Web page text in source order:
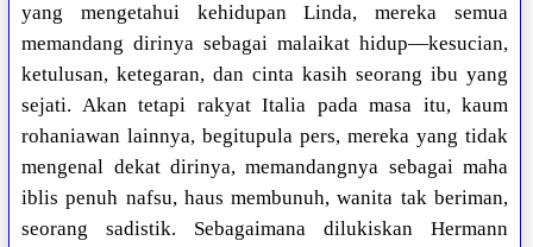
yang mengetahui kehidupan Linda, mereka semua
memandang dirinya sebagai malaikat hidup—kesucian,
ketulusan, ketegaran, dan cinta kasih seorang ibu yang
sejati. Akan tetapi rakyat Italia pada masa itu, kaum
rohaniawan lainnya, begitupula pers, mereka yang tidak
mengenal dekat dirinya, memandangnya sebagai maha
iblis penuh nafsu, haus membunuh, wanita tak beriman,
seorang sadistik. Sebagaimana dilukiskan Hermann